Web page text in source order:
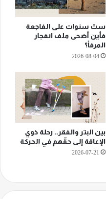
ستّ سنوات على الفاجعة
فأين أضحى ملف انفجار
المرفأ؟
2026-08-04
بين البتر والفقر.. رحلة ذوي
الإعاقة إلى حقّهم في الحركة
2026-07-21